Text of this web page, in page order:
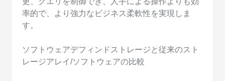
率的で、より強力なビジネス柔軟性を実現しま
す。
ソフトウェアデフィンドストレージと従来のスト
レージアレイ/ソフトウェアの比較